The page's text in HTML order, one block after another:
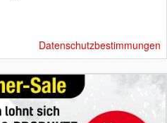
Datenschutzbestimmungen